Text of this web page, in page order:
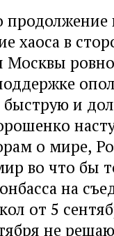
хаоса в
Москвы ровно
и
о мире,
во что бы
на
от 5
не